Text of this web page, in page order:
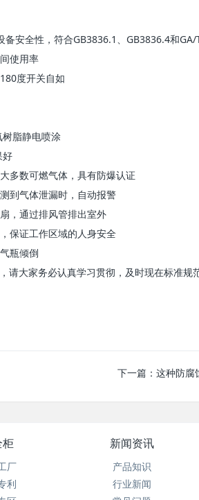
安全性，符合GB3836.1、GB3836.4和
使用率
度开关自如
脂静电喷涂
好
多数可燃气体，具有防爆认证
到气体泄漏时，自动报警
，通过排风管排出室外
保证工作区域的人身安全
瓶倾倒
请大家务必认真学习贯彻，及时现在标准规
下一篇： 这种防腐
厂
利
新闻资讯
产品知识
行业新闻